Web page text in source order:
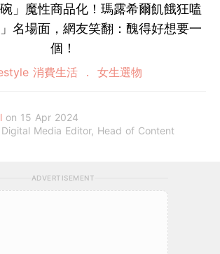
」魔性商品化！瑪露希爾飢餓狂嗑
」名場面，網友笑翻：醜得好想要一
個！
消費生活 女生選物
on 15 Apr 2024
Digital Media Editor, Head of Content
ADVERTISEMENT